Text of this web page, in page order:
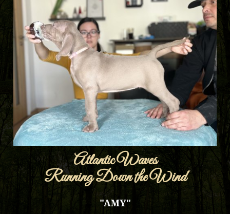
Atlantic Waves
Running Down the Wind
"AMY"